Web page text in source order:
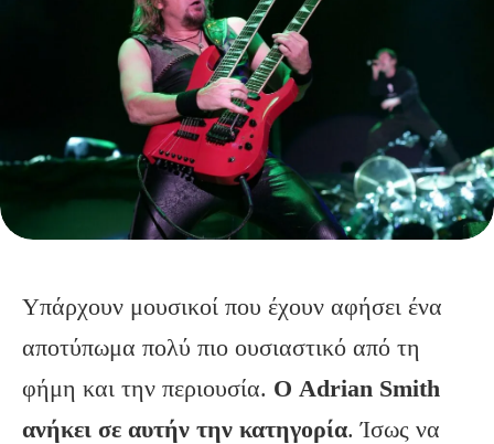
Υπάρχουν μουσικοί που έχουν αφήσει ένα
αποτύπωμα πολύ πιο ουσιαστικό από τη
φήμη και την περιουσία. Ο Adrian Smith
ανήκει σε αυτήν την κατηγορία. Ίσως να